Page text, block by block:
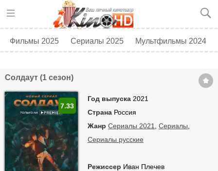
Фильмы 2025 Сериалы 2025 Мультфильмы 2024
Солдаут (1 сезон)
Год выпуска 2021
Страна Россия
Жанр Сериалы 2021 Сериалы
Сериалы русские
Режиссер Иван Плечев
7.33